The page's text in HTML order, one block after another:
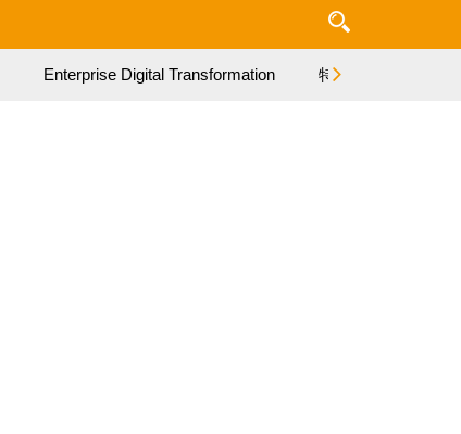
Enterprise Digital Transformation 特集